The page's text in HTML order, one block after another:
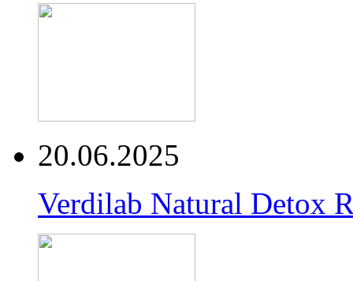
20.06.2025
Verdilab Natural Detox